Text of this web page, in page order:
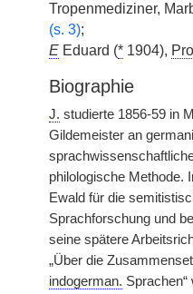
Tropenmediziner,
(s. 3);
E Eduard (* 1904),
Biographie
J. studierte 1856-59 in
Gildemeister an
philologische Methode.
Ewald für die
Sprachforschung und
seine spätere
„Über die
indogerman.